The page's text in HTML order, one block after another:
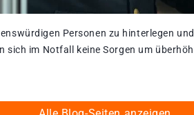
Personen zu hinterlegen
im Notfall keine Sorgen um